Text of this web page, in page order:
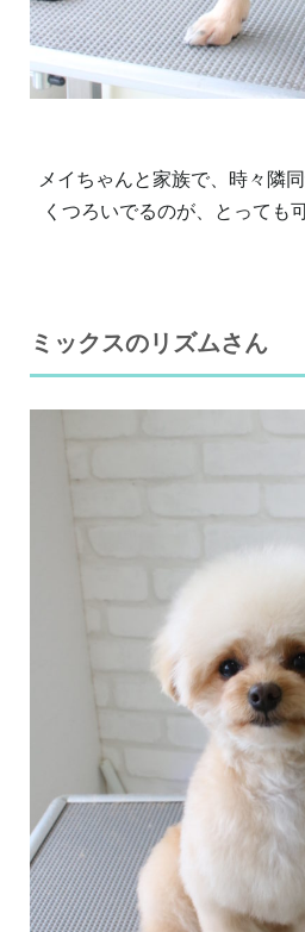
メイちゃんと家族で、時々隣
くつろいでるのが、とっても
ミックスのリズムさん